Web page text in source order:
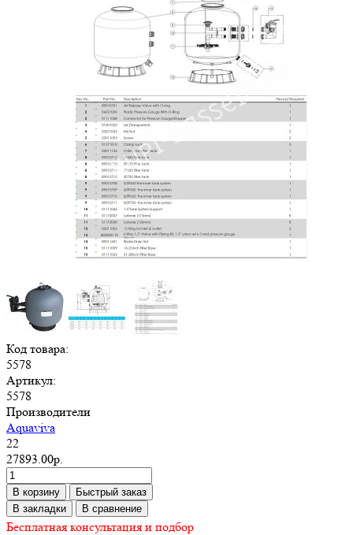
Код товара:
5578
Артикул:
5578
Производители
Aquaviva
22
27893.00р.
В корзину
Быстрый заказ
В закладки
В сравнение
Бесплатная консультация и подбор